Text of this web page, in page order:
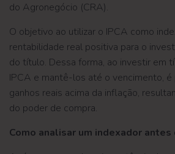
do Agronegócio (CRA).
O objetivo ao utilizar o IPCA como
rentabilidade real positiva para o
do título. Dessa forma, ao investir em
IPCA e mantê-los até o vencimento,
ganhos reais acima da inflação,
do poder de compra.
Como analisar um indexador antes